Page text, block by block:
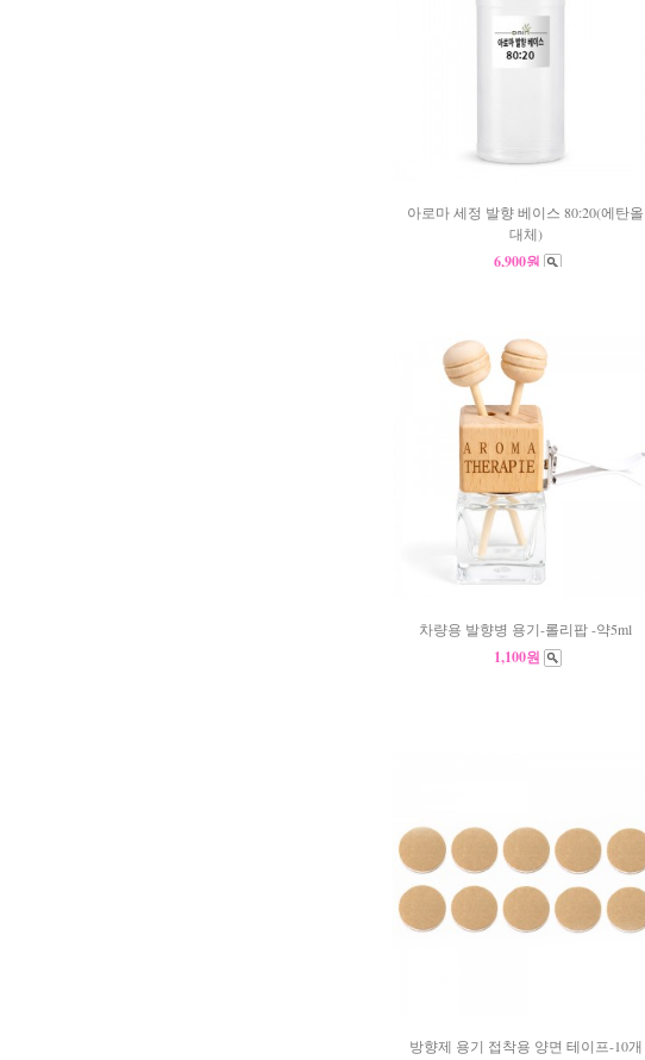
아로마 세정 발향 베이스 80:20(에탄올
대체)
6,900원
차량용 발향병 용기-롤리팝 -약5ml
1,100원
방향제 용기 접착용 양면 테이프-10개